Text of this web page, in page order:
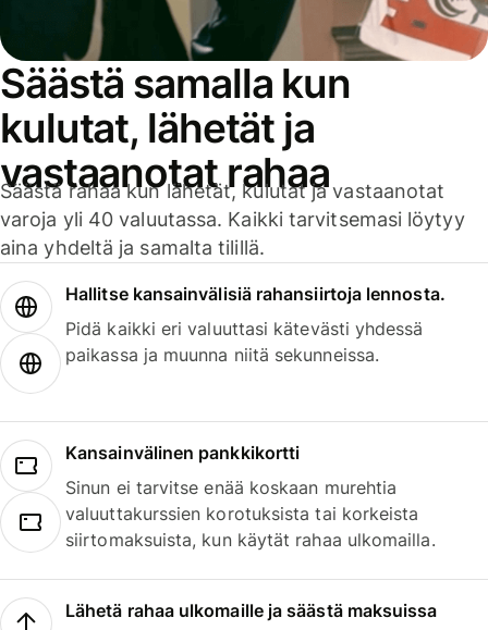
Säästä samalla kun
kulutat, lähetät ja
vastaanotat rahaa
Säästä rahaa kun lähetät, kulutat ja vastaanotat
varoja yli 40 valuutassa. Kaikki tarvitsemasi löytyy
aina yhdeltä ja samalta tilillä.
Hallitse kansainvälisiä rahansiirtoja lennosta.
Pidä kaikki eri valuuttasi kätevästi yhdessä
paikassa ja muunna niitä sekunneissa.
Kansainvälinen pankkikortti
Sinun ei tarvitse enää koskaan murehtia
valuuttakurssien korotuksista tai korkeista
siirtomaksuista, kun käytät rahaa ulkomailla.
Lähetä rahaa ulkomaille ja säästä maksuissa